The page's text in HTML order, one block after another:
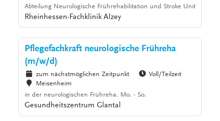
Abteilung Neurologische Frührehabilitation und Stroke Unit
Rheinhessen-Fachklinik Alzey
Pflegefachkraft neurologische Frühreha
(m/w/d)
zum nächstmöglichen Zeitpunkt
Voll/Teilzeit
Meisenheim
in der neurologischen Frühreha. Mo. - So.
Gesundheitszentrum Glantal